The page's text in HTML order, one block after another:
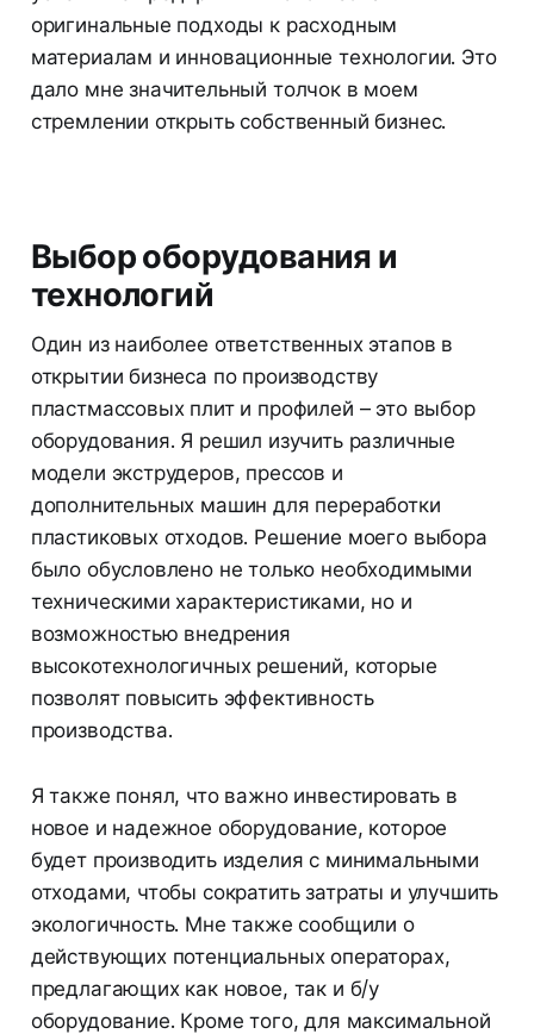
оригинальные подходы к расходным
материалам и инновационные технологии. Это
дало мне значительный толчок в моем
стремлении открыть собственный бизнес.
Выбор оборудования и
технологий
Один из наиболее ответственных этапов в
открытии бизнеса по производству
пластмассовых плит и профилей – это выбор
оборудования. Я решил изучить различные
модели экструдеров, прессов и
дополнительных машин для переработки
пластиковых отходов. Решение моего выбора
было обусловлено не только необходимыми
техническими характеристиками, но и
возможностью внедрения
высокотехнологичных решений, которые
позволят повысить эффективность
производства.
Я также понял, что важно инвестировать в
новое и надежное оборудование, которое
будет производить изделия с минимальными
отходами, чтобы сократить затраты и улучшить
экологичность. Мне также сообщили о
действующих потенциальных операторах,
предлагающих как новое, так и б/у
оборудование. Кроме того, для максимальной